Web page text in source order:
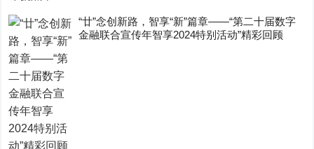
“廿”念创新路，智享“新”篇章——“第二十届数字
金融联合宣传年智享2024特别活动”精彩回顾